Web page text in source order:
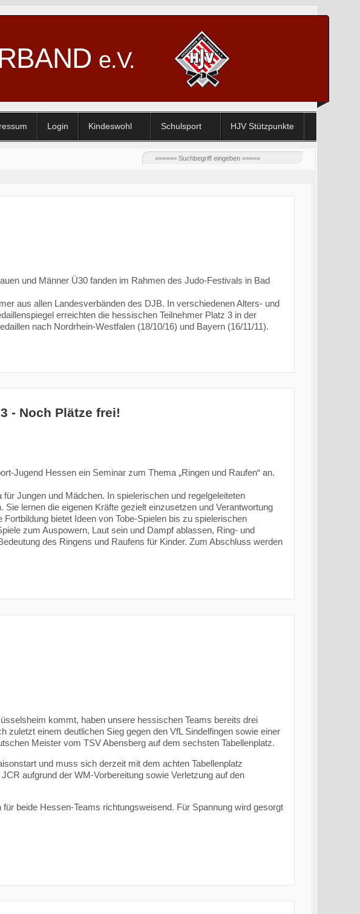
e.V.
Login Kindeswohl Schulsport HJV Stützpunkte
und Männer Ü30 fanden im Rahmen des Judo-Festivals in Bad
aus allen Landesverbänden des DJB. In verschiedenen Alters- und
erreichten die hessischen Teilnehmer Platz 3 in der
nach Nordrhein-Westfalen (18/10/16) und Bayern (16/11/11).
- Noch Plätze frei!
Jugend Hessen ein Seminar zum Thema „Ringen und Raufen“ an.
Jungen und Mädchen. In spielerischen und regelgeleiteten
lernen die eigenen Kräfte gezielt einzusetzen und Verantwortung
bietet Ideen von Tobe-Spielen bis zu spielerischen
zum Auspowern, Laut sein und Dampf ablassen, Ring- und
des Ringens und Raufens für Kinder. Zum Abschluss werden
kommt, haben unsere hessischen Teams bereits drei
zuletzt einem deutlichen Sieg gegen den VfL Sindelfingen sowie einer
Meister vom TSV Abensberg auf dem sechsten Tabellenplatz.
und muss sich derzeit mit dem achten Tabellenplatz
aufgrund der WM-Vorbereitung sowie Verletzung auf den
beide Hessen-Teams richtungsweisend. Für Spannung wird gesorgt